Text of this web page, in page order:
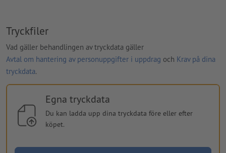
Tryckfiler
Vad gäller behandlingen av tryckdata gäller
Avtal om hantering av personuppgifter i uppdrag och Krav på dina
tryckdata.
Egna tryckdata
Du kan ladda upp dina tryckdata före eller efter
köpet.